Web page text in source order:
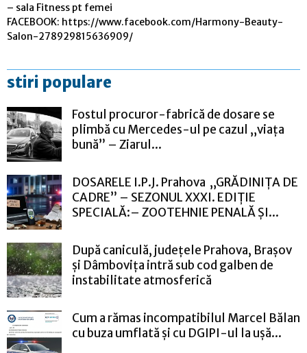
– sala Fitness pt femei
FACEBOOK: https://www.facebook.com/Harmony-Beauty-
Salon-278929815636909/
stiri populare
Fostul procuror-fabrică de dosare se
plimbă cu Mercedes-ul pe cazul „viața
bună” – Ziarul...
DOSARELE I.P.J. Prahova „GRĂDINIȚA DE
CADRE” – SEZONUL XXXI. EDIȚIE
SPECIALĂ:– ZOOTEHNIE PENALĂ ȘI...
După caniculă, județele Prahova, Brașov
și Dâmbovița intră sub cod galben de
instabilitate atmosferică
Cum a rămas incompatibilul Marcel Bălan
cu buza umflată și cu DGIPI-ul la ușă...